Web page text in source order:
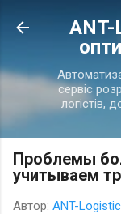
ANT-
сервіс
логістів,
Проблемы
учитываем
Автор: ANT-